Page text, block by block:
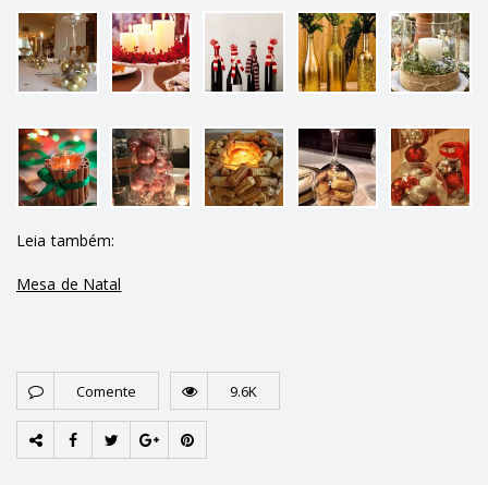
Leia também:
Mesa de Natal
Comente 9.6K